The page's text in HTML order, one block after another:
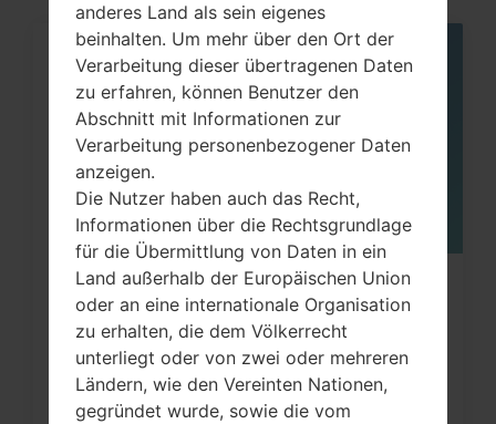
05
Wie kann ich auf LG G3, G4, G5, G7
und ähnlichen Serien...
anderes Land als sein eigenes
beinhalten. Um mehr über den Ort der
Verarbeitung dieser übertragenen Daten
zu erfahren, können Benutzer den
Abschnitt mit Informationen zur
Verarbeitung personenbezogener Daten
anzeigen.
Die Nutzer haben auch das Recht,
Informationen über die Rechtsgrundlage
für die Übermittlung von Daten in ein
Land außerhalb der Europäischen Union
oder an eine internationale Organisation
zu erhalten, die dem Völkerrecht
unterliegt oder von zwei oder mehreren
Ländern, wie den Vereinten Nationen,
gegründet wurde, sowie die vom